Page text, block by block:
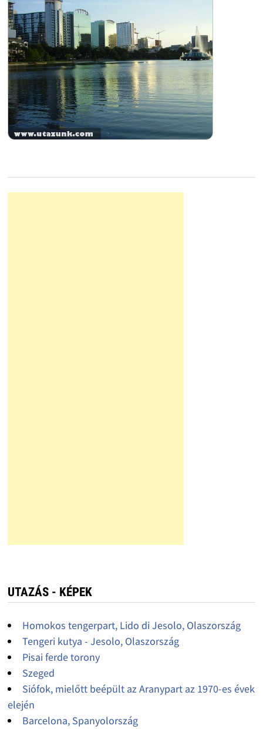
UTAZÁS - KÉPEK
Homokos tengerpart, Lido di Jesolo, Olaszország
Tengeri kutya - Jesolo, Olaszország
Pisai ferde torony
Szeged
Siófok, mielőtt beépült az Aranypart az 1970-es évek
elején
Barcelona, Spanyolország